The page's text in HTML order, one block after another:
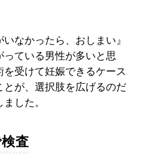
なかったら、おしまい』
っている男性が多いと思
受けて妊娠できるケース
とが、選択肢を広げるのだ
した。
査